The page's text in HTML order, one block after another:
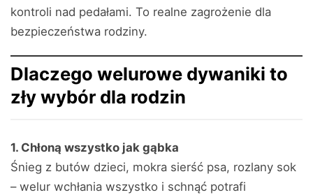
kontroli nad pedałami. To realne zagrożenie dla
bezpieczeństwa rodziny.
Dlaczego welurowe dywaniki to
zły wybór dla rodzin
1. Chłoną wszystko jak gąbka
Śnieg z butów dzieci, mokra sierść psa, rozlany sok
– welur wchłania wszystko i schnąć potrafi